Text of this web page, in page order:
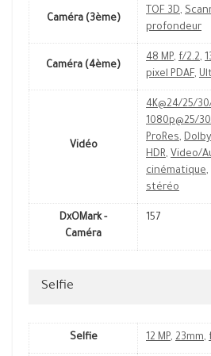
Caméra (3ème)
TOF 3D,
profondeur
Caméra (4ème)
48 MP, f/2.2,
pixel PDAF,
Vidéo
4K@24/25/
1080p@25/
ProRes,
HDR, Video/
cinématique,
stéréo
DxOMark -
Caméra
157
Selfie
Selfie 12 MP, 23mm,